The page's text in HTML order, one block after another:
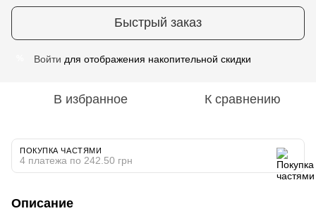
Быстрый заказ
Войти для отображения накопительной скидки
В избранное К сравнению
ПОКУПКА ЧАСТЯМИ
4 платежа по 242.50 грн
Описание